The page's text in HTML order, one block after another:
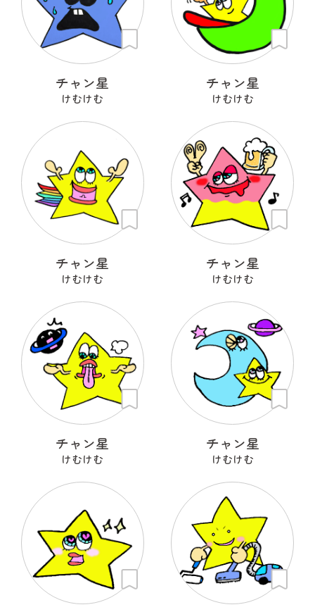
チャン星
けむけむ
チャン星
けむけむ
チャン星
けむけむ
チャン星
けむけむ
チャン星
けむけむ
チャン星
けむけむ